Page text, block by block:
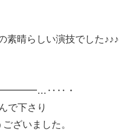
素晴らしい演技でした♪♪♪
・
で下さり
ざいました。